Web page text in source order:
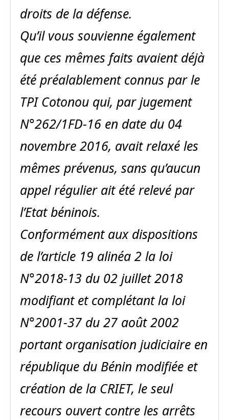
droits de la défense.
Qu’il vous souvienne également
que ces mêmes faits avaient déjà
été préalablement connus par le
TPI Cotonou qui, par jugement
N°262/1FD-16 en date du 04
novembre 2016, avait relaxé les
mêmes prévenus, sans qu’aucun
appel régulier ait été relevé par
l’Etat béninois.
Conformément aux dispositions
de l’article 19 alinéa 2 la loi
N°2018-13 du 02 juillet 2018
modifiant et complétant la loi
N°2001-37 du 27 août 2002
portant organisation judiciaire en
république du Bénin modifiée et
création de la CRIET, le seul
recours ouvert contre les arrêts